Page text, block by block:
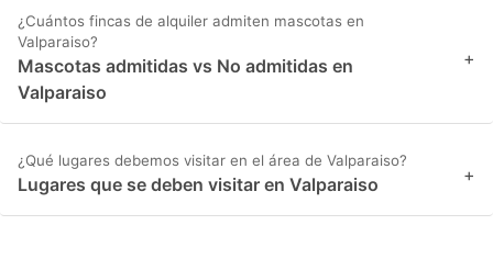
¿Cuántos fincas de alquiler admiten mascotas en
Valparaiso?
Mascotas admitidas vs No admitidas en
Valparaiso
+
¿Qué lugares debemos visitar en el área de Valparaiso?
Lugares que se deben visitar en Valparaiso +